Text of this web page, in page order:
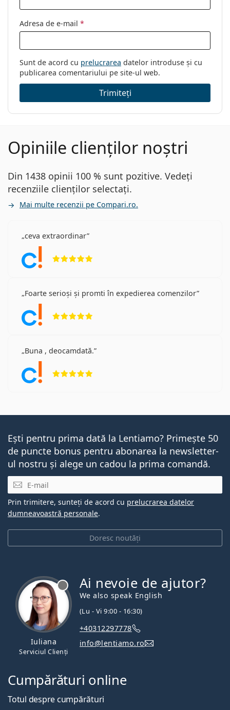
Adresa de e-mail *
Sunt de acord cu prelucrarea datelor introduse și cu
publicarea comentariului pe site-ul web.
Trimiteți
Opiniile clienților noștri
Din 1438 opinii 100 % sunt pozitive. Vedeți
recenziile clienților selectați.
Mai multe recenzii pe Compari.ro.
ceva extraordinar
Foarte serioși și promti în expedierea comenzilor
Buna , deocamdată.
Ești pentru prima dată la Lentiamo? Primește 50
de puncte bonus pentru abonarea la newsletter-
ul nostru și alege un cadou la prima comandă.
E-mail
Doresc noutăți
Prin trimitere, sunteți de acord cu prelucrarea datelor
dumneavoastră personale.
Iuliana
Serviciul Clienți
Ai nevoie de ajutor?
We also speak English
(Lu - Vi 9:00 - 16:30)
+40312297778
info@lentiamo.ro
Cumpărături online
Totul despre cumpărături